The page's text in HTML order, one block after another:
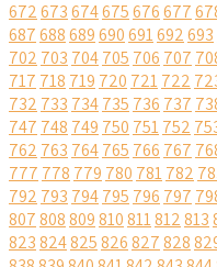
672673674675676677
687688689690691692693
702 703 704705 706 707
717 718 719 720 721722
732 733 734735 736 737
747 748 749 750 751752
762 763 764765 766 767
777 778 779 780 781782
792 793 794795 796 797
807808809810811812813
823824825826827828